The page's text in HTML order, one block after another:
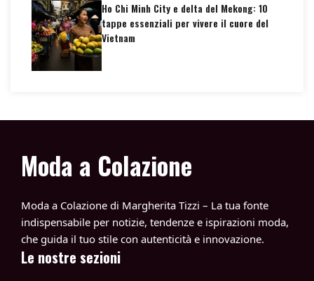
Ho Chi Minh City e delta del Mekong: 10
tappe essenziali per vivere il cuore del
Vietnam
Moda a Colazione
Moda a Colazione di Margherita Tizzi – La tua fonte
indispensabile per notizie, tendenze e ispirazioni moda,
che guida il tuo stile con autenticità e innovazione.
Le nostre sezioni